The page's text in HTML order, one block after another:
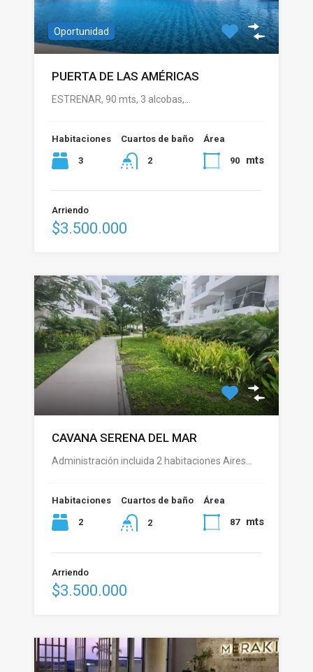
Oportunidad
PUERTA DE LAS AMÉRICAS
ESTRENAR, 90 mts, 3 alcobas,…
Habitaciones
3
Cuartos de baño
2
Área
90 mts
Arriendo
$3.500.000
CAVANA SERENA DEL MAR
Administración incluida 2 habitaciones Aires…
Habitaciones
2
Cuartos de baño
2
Área
87 mts
Arriendo
$3.500.000